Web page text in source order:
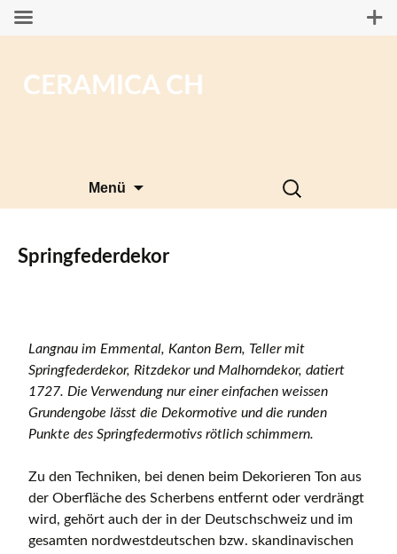
CERAMICA CH
Menü
Suchen
nach:
Springfederdekor
Langnau im Emmental, Kanton Bern, Teller mit
Springfederdekor, Ritzdekor und Malhorndekor, datiert
1727. Die Verwendung nur einer einfachen weissen
Grundengobe lässt die Dekormotive und die runden
Punkte des Springfedermotivs rötlich schimmern.
Zu den Techniken, bei denen beim Dekorieren Ton aus
der Oberfläche des Scherbens entfernt oder verdrängt
wird, gehört auch der in der Deutschschweiz und im
gesamten nordwestdeutschen bzw. skandinavischen